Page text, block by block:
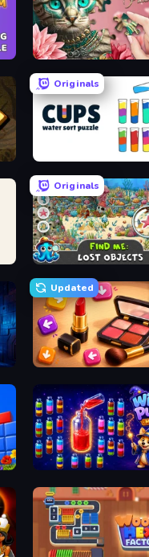
Favorite Puzzles
Originals
Originals
Find Me: Lost Objects
Updated
Tap Gallery
Wizard Puppy: Magic